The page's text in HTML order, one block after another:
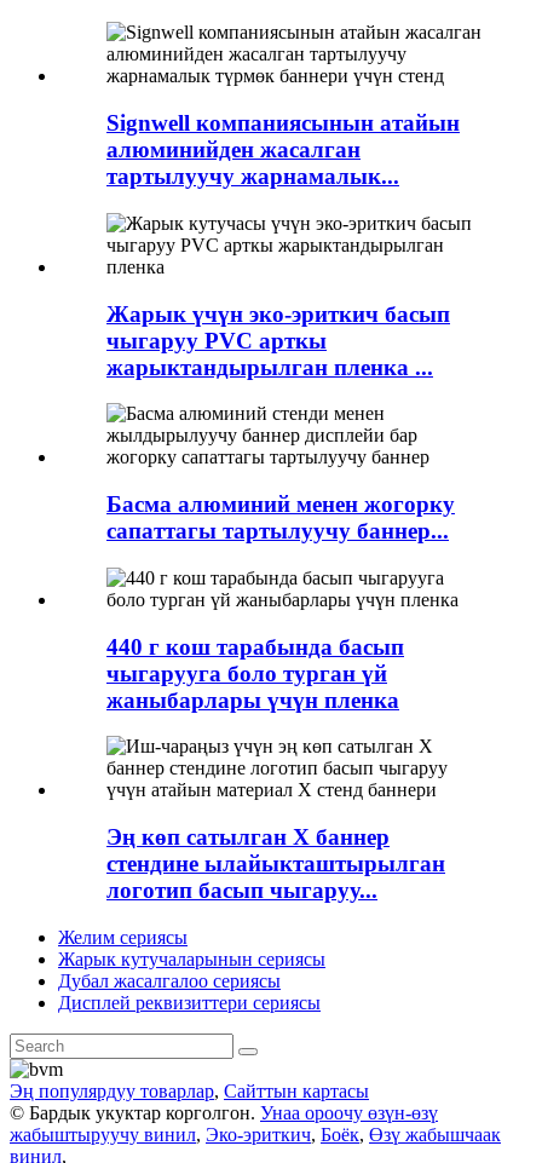
Signwell компаниясынын атайын
алюминийден жасалган
тартылуучу жарнамалык...
Жарык үчүн эко-эриткич басып
чыгаруу PVC арткы
жарыктандырылган пленка ...
Басма алюминий менен жогорку
сапаттагы тартылуучу баннер...
440 г кош тарабында басып
чыгарууга боло турган үй
жаныбарлары үчүн пленка
Эң көп сатылган X баннер
стендине ылайыкташтырылган
логотип басып чыгаруу...
Желим сериясы
Жарык кутучаларынын сериясы
Дубал жасалгалоо сериясы
Дисплей реквизиттери сериясы
Эң популярдуу товарлар, Сайттын картасы
© Бардык укуктар корголгон. Унаа ороочу өзүн-өзү
жабыштыруучу винил, Эко-эриткич, Боёк, Өзү жабышчаак
винил,